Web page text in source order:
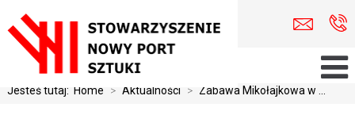
Jesteś tutaj: Home > Aktualności > Zabawa Mikołajkowa w ...